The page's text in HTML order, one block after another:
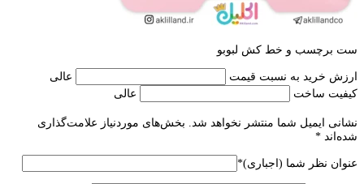
ست برچسب و خط کش لبوبو
ارزش خرید به نسبت قیمت
عالی
کیفیت ساخت
عالی
نشانی ایمیل شما منتشر نخواهد شد.
بخش‌های موردنیاز علامت‌گذاری
شده‌اند *
عنوان نظر شما (اجباری)*